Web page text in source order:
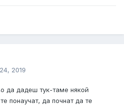
2019
да дадеш тук-таме някой
понаучат, да почнат да те